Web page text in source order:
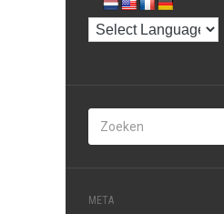
META